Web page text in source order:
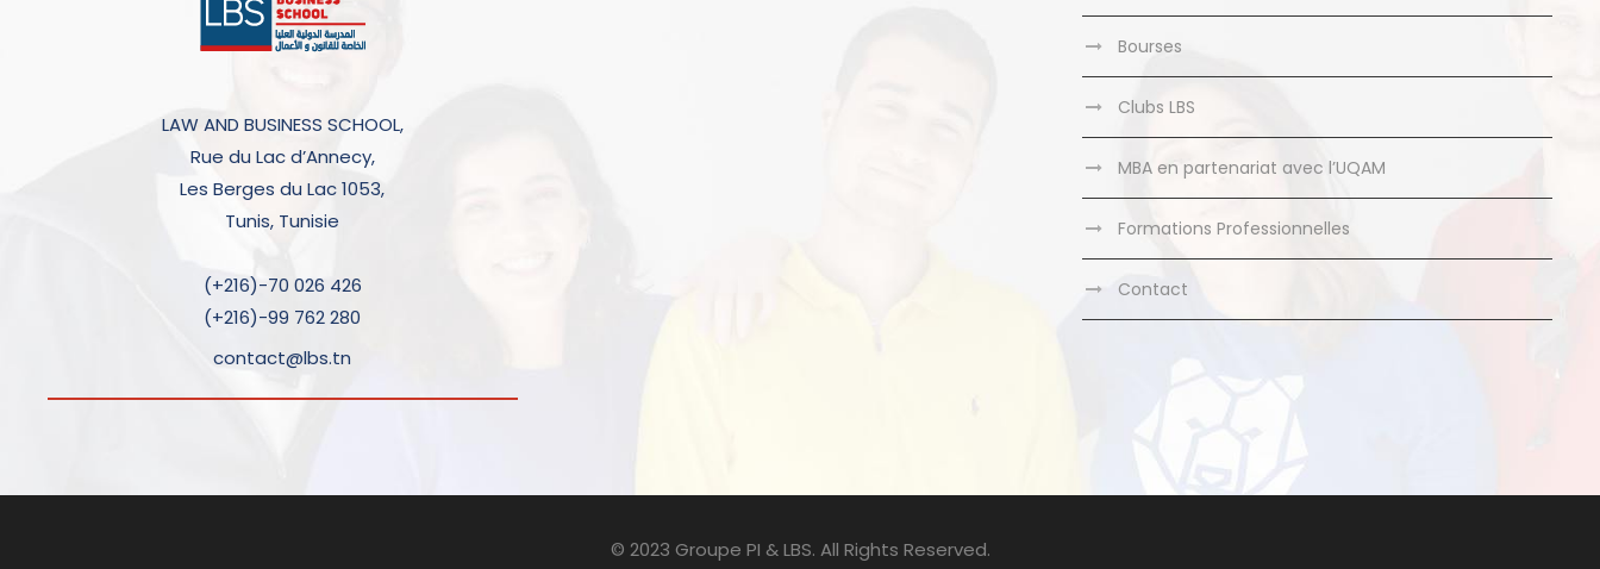
LAW AND BUSINESS SCHOOL,
Rue du Lac d’Annecy,
Les Berges du Lac 1053,
Tunis, Tunisie
(+216)-70 026 426
(+216)-99 762 280
contact@lbs.tn
Bourses
Clubs LBS
MBA en partenariat avec l’UQAM
Formations Professionnelles
Contact
© 2023 Groupe PI & LBS. All Rights Reserved.